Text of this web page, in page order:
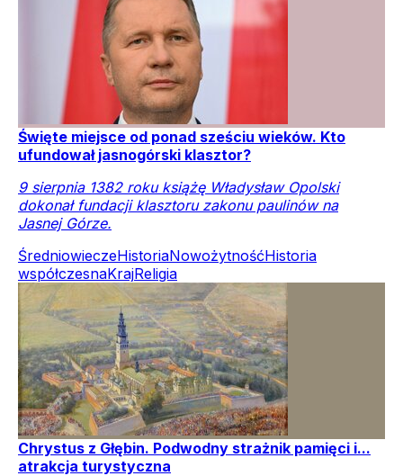
Święte miejsce od ponad sześciu wieków. Kto
ufundował jasnogórski klasztor?
9 sierpnia 1382 roku książę Władysław Opolski
dokonał fundacji klasztoru zakonu paulinów na
Jasnej Górze.
ŚredniowieczeHistoriaNowożytnośćHistoria
współczesnaKrajReligia
Chrystus z Głębin. Podwodny strażnik pamięci i...
atrakcja turystyczna